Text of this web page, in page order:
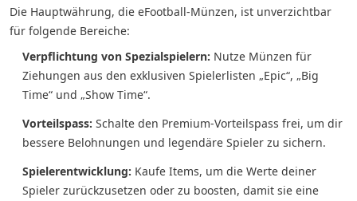
Die Hauptwährung, die eFootball-Münzen, ist unverzichtbar
für folgende Bereiche:
Verpflichtung von Spezialspielern: Nutze Münzen für
Ziehungen aus den exklusiven Spielerlisten „Epic“, „Big
Time“ und „Show Time“.
Vorteilspass: Schalte den Premium-Vorteilspass frei, um dir
bessere Belohnungen und legendäre Spieler zu sichern.
Spielerentwicklung: Kaufe Items, um die Werte deiner
Spieler zurückzusetzen oder zu boosten, damit sie eine